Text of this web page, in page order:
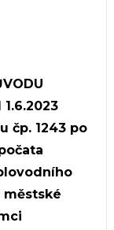
1.6.2023
čp. 1243 po
městské